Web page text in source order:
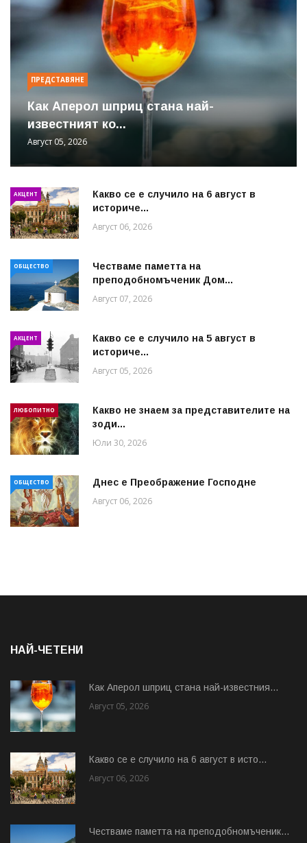
ПРЕДСТАВЯНЕ
Как Аперол шприц стана най-
известният ко...
Август 05, 2026
АКЦЕНТ
Какво се е случило на 6 август в
историче...
Август 06, 2026
ОБЩЕСТВО
Честваме паметта на
преподобномъченик Дом...
Август 07, 2026
АКЦЕНТ
Какво се е случило на 5 август в
историче...
Август 05, 2026
ЛЮБОПИТНО
Какво не знаем за представителите на
зоди...
Юли 30, 2026
ОБЩЕСТВО Днес е Преображение Господне
Август 06, 2026
НАЙ-ЧЕТЕНИ
Как Аперол шприц стана най-известния...
Август 05, 2026
Какво се е случило на 6 август в исто...
Август 06, 2026
Честваме паметта на преподобномъченик...